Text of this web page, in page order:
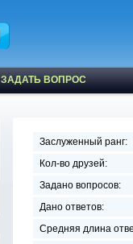
ЗАДАТЬ ВОПРОС
Заслуженный ранг:
Кол-во друзей:
Задано вопросов:
Дано ответов:
Средняя длина